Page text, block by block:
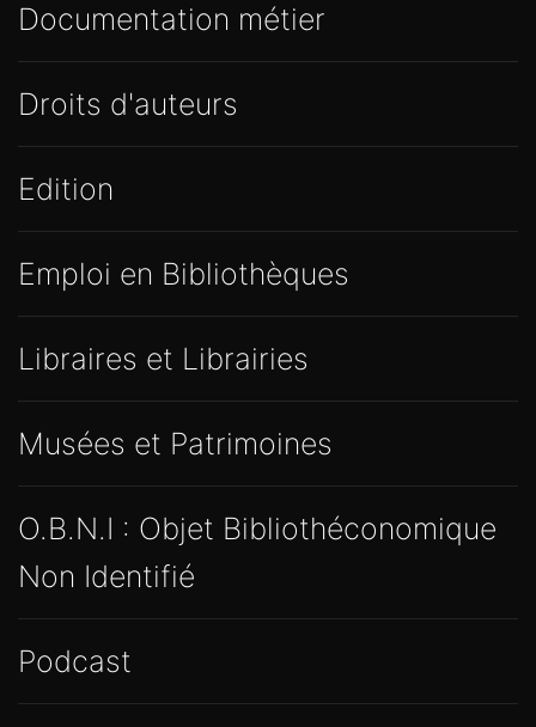
Documentation métier
Droits d'auteurs
Edition
Emploi en Bibliothèques
Libraires et Librairies
Musées et Patrimoines
O.B.N.I : Objet Bibliothéconomique
Non Identifié
Podcast